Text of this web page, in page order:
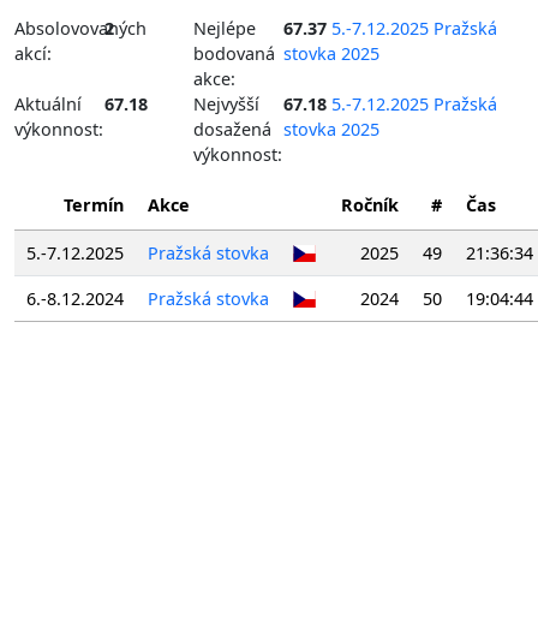
Absolovovaných
akcí:
2
Nejlépe
bodovaná
akce:
67.37 5.-7.12.2025 Pražská
stovka 2025
Aktuální
výkonnost:
67.18
Nejvyšší
dosažená
výkonnost:
67.18 5.-7.12.2025 Pražská
stovka 2025
Termín Akce Ročník # Čas
5.-7.12.2025 Pražská stovka 2025 49
21:36:34
6.-8.12.2024
Pražská stovka 2024 50 19:04:44